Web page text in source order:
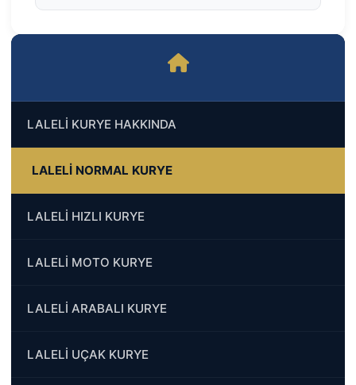
LALELİ KURYE HAKKINDA
LALELİ NORMAL KURYE
LALELİ HIZLI KURYE
LALELİ MOTO KURYE
LALELİ ARABALI KURYE
LALELİ UÇAK KURYE